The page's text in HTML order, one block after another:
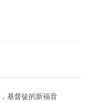
基督徒的新福音